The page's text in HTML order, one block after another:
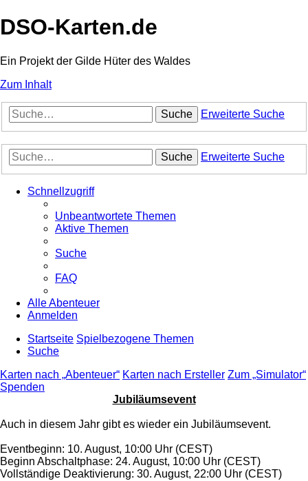
DSO-Karten.de
Ein Projekt der Gilde Hüter des Waldes
Zum Inhalt
Suche Erweiterte Suche
Suche Erweiterte Suche
Schnellzugriff
Unbeantwortete Themen
Aktive Themen
Suche
FAQ
Alle Abenteuer
Anmelden
Startseite Spielbezogene Themen
Suche
Karten nach „Abenteuer“ Karten nach Ersteller Zum „Simulator“
Spenden
Jubiläumsevent
Auch in diesem Jahr gibt es wieder ein Jubiläumsevent.
Eventbeginn: 10. August, 10:00 Uhr (CEST)
Beginn Abschaltphase: 24. August, 10:00 Uhr (CEST)
Vollständige Deaktivierung: 30. August, 22:00 Uhr (CEST)